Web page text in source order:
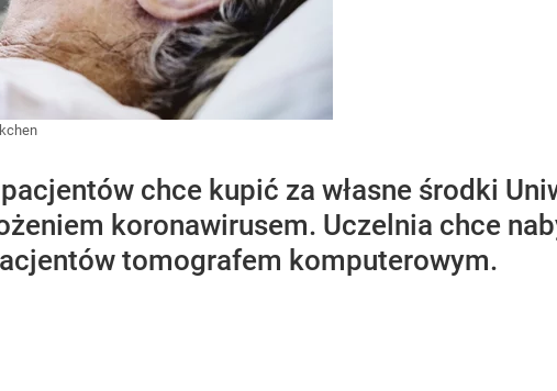
chce kupić za własne środki
koronawirusem. Uczelnia chce
tomografem komputerowym.